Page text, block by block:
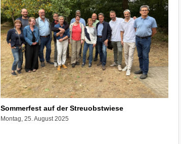
Sommerfest auf der Streuobstwiese
Montag, 25. August 2025